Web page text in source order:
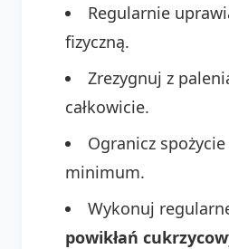
Regularnie
fizyczną.
Zrezygnuj z
całkowicie.
Ogranicz
minimum.
Wykonuj
powikłań